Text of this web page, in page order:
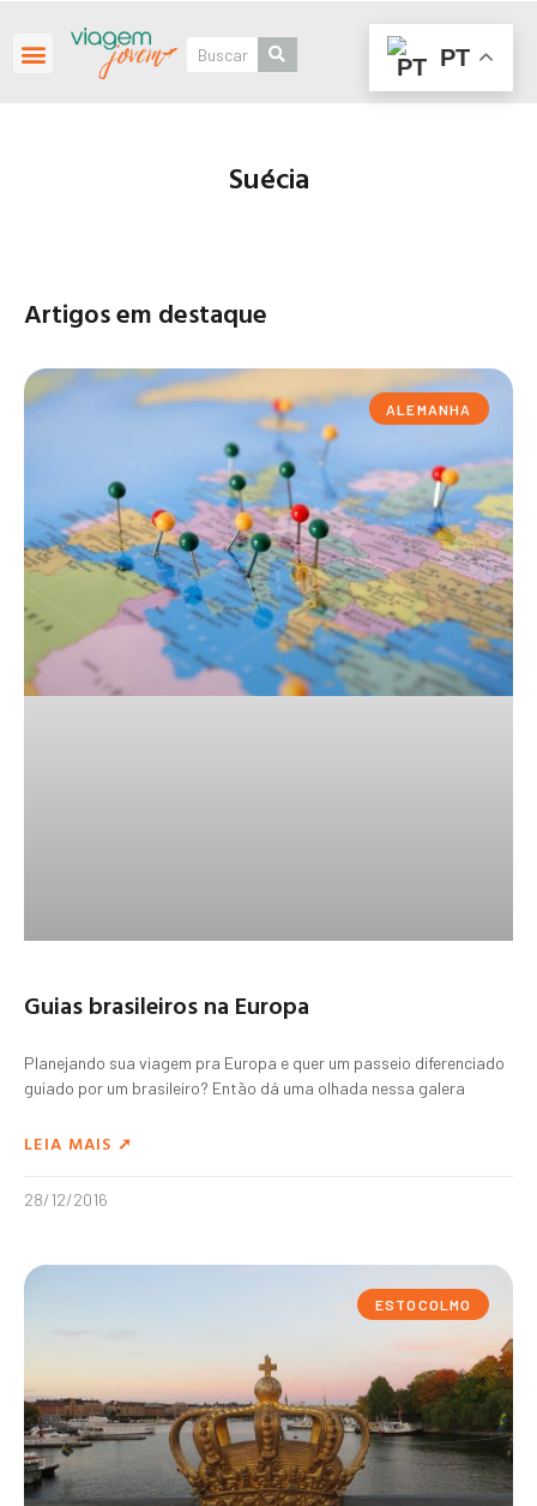
Suécia
Artigos em destaque
ALEMANHA
Guias brasileiros na Europa
Planejando sua viagem pra Europa e quer um passeio diferenciado
guiado por um brasileiro? Então dá uma olhada nessa galera
LEIA MAIS ➚
28/12/2016
ESTOCOLMO
PT